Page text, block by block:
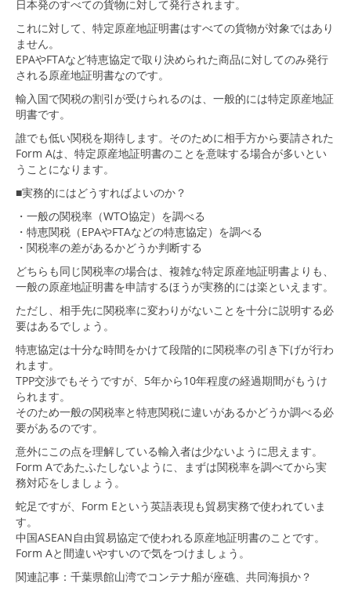
日本発のすべての貨物に対して発行されます。
これに対して、特定原産地証明書はすべての貨物が対象ではあり
ません。
EPAやFTAなど特恵協定で取り決められた商品に対してのみ発行
される原産地証明書なのです。
輸入国で関税の割引が受けられるのは、一般的には特定原産地証
明書です。
誰でも低い関税を期待します。そのために相手方から要請された
Form Aは、特定原産地証明書のことを意味する場合が多いとい
うことになります。
■実務的にはどうすればよいのか？
・一般の関税率（WTO協定）を調べる
・特恵関税（EPAやFTAなどの特恵協定）を調べる
・関税率の差があるかどうか判断する
どちらも同じ関税率の場合は、複雑な特定原産地証明書よりも、
一般の原産地証明書を申請するほうが実務的には楽といえます。
ただし、相手先に関税率に変わりがないことを十分に説明する必
要はあるでしょう。
特恵協定は十分な時間をかけて段階的に関税率の引き下げが行わ
れます。
TPP交渉でもそうですが、5年から10年程度の経過期間がもうけ
られます。
そのため一般の関税率と特恵関税に違いがあるかどうか調べる必
要があるのです。
意外にこの点を理解している輸入者は少ないように思えます。
Form Aであたふたしないように、まずは関税率を調べてから実
務対応をしましょう。
蛇足ですが、Form Eという英語表現も貿易実務で使われていま
す。
中国ASEAN自由貿易協定で使われる原産地証明書のことです。
Form Aと間違いやすいので気をつけましょう。
関連記事： 千葉県館山湾でコンテナ船が座礁、共同海損か？